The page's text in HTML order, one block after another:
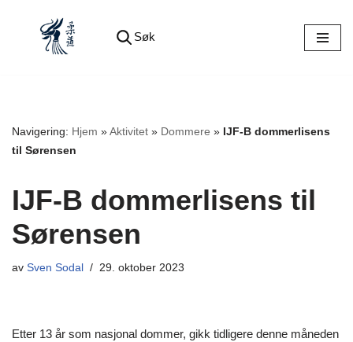
Søk
Navigering: Hjem »Aktivitet » Dommere » IJF-B dommerlisens
til Sørensen
IJF-B dommerlisens til
Sørensen
av Sven Sodal 29. oktober 2023
Etter 13 år som nasjonal dommer, gikk tidligere denne måneden